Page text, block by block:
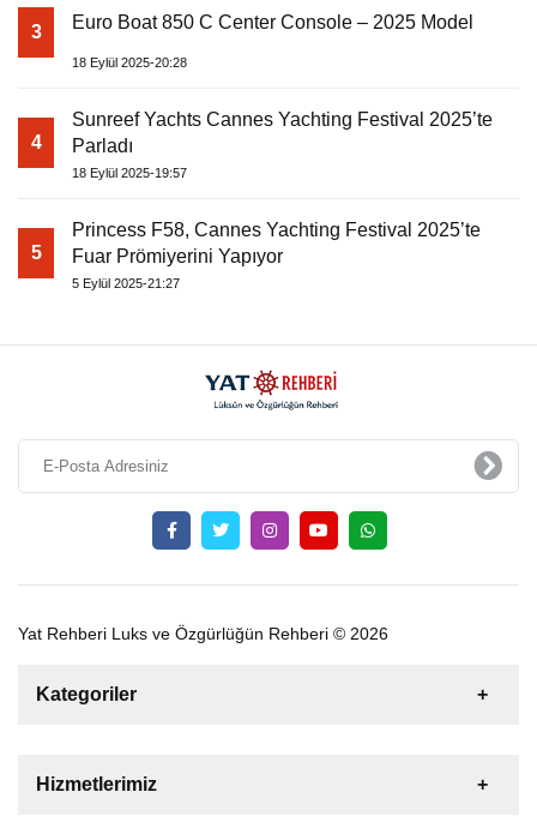
3 Euro Boat 850 C Center Console – 2025 Model
18 Eylül 2025-20:28
4
Sunreef Yachts Cannes Yachting Festival 2025’te
Parladı
18 Eylül 2025-19:57
5
Princess F58, Cannes Yachting Festival 2025’te
Fuar Prömiyerini Yapıyor
5 Eylül 2025-21:27
Yat Rehberi Luks ve Özgürlüğün Rehberi © 2026
Kategoriler
Tekne
Hizmetlerimiz